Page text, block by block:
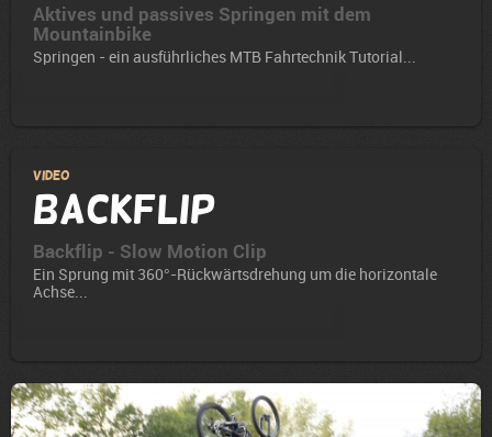
Aktives und passives Springen mit dem
Mountainbike
Springen - ein ausführliches MTB Fahrtechnik Tutorial...
Video
Backflip
Backflip - Slow Motion Clip
Ein Sprung mit 360°-Rückwärtsdrehung um die horizontale
Achse...